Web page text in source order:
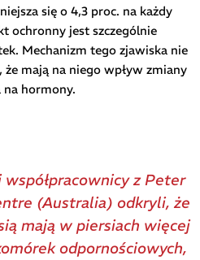
się o 4,3 proc. na każdy
ochronny jest szczególnie
Mechanizm tego zjawiska nie
że mają na niego wpływ zmiany
na hormony.
współpracownicy z Peter
(Australia) odkryli, że
mają w piersiach więcej
odpornościowych,